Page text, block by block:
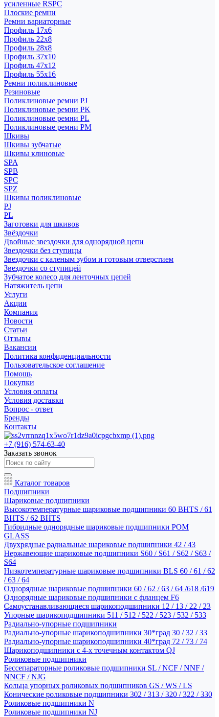
усиленные RSPC
Плоские ремни
Ремни вариаторные
Профиль 17x6
Профиль 22x8
Профиль 28x8
Профиль 37x10
Профиль 47x12
Профиль 55x16
Ремни поликлиновые
Резиновые
Поликлиновые ремни PJ
Поликлиновые ремни PK
Поликлиновые ремни PL
Поликлиновые ремни PM
Шкивы
Шкивы зубчатые
Шкивы клиновые
SPA
SPB
SPC
SPZ
Шкивы поликлиновые
PJ
PL
Заготовки для шкивов
Звёздочки
Двойные звездочки для однорядной цепи
Звездочки без ступицы
Звездочки с каленым зубом и готовым отверстием
Звездочки со ступицей
Зубчатое колесо для ленточных цепей
Натяжитель цепи
Услуги
Акции
Компания
Новости
Статьи
Отзывы
Вакансии
Политика конфиденциальности
Пользовательское соглашение
Помощь
Покупки
Условия оплаты
Условия доставки
Вопрос - ответ
Бренды
Контакты
+7 (916) 574-63-40
Заказать звонок
Каталог товаров
Подшипники
Шариковые подшипники
Высокотемпературные шариковые подшипники 60 BHTS / 61
BHTS / 62 BHTS
Гибридные однорядные шариковые подшипники POM
GLASS
Двухрядные радиальные шариковые подшипники 42 / 43
Нержавеющие шариковые подшипники S60 / S61 / S62 / S63 /
S64
Низкотемпературные шариковые подшипники BLS 60 / 61 / 62
/ 63 / 64
Однорядные шариковые подшипники 60 / 62 / 63 / 64 /618 /619
Однорядные шариковые подшипники с фланцем F6
Самоустанавливающиеся шарикоподшипники 12 / 13 / 22 / 23
Упорные шарикоподшипники 511 / 512 / 522 / 523 / 532 / 533
Радиально-упорные подшипники
Радиально-упорные шарикоподшипники 30*град 30 / 32 / 33
Радиально-упорные шарикоподшипники 40*град 72 / 73 / 74
Шарикоподшипники с 4-х точечным контактом QJ
Роликовые подшипники
Бессепараторные роликовые подшипники SL / NCF / NNF /
NNCF / NJG
Кольца упорных роликовых подшипников GS / WS / LS
Конические роликовые подшипники 302 / 313 / 320 / 322 / 330
Роликовые подшипники N
Роликовые подшипники NJ